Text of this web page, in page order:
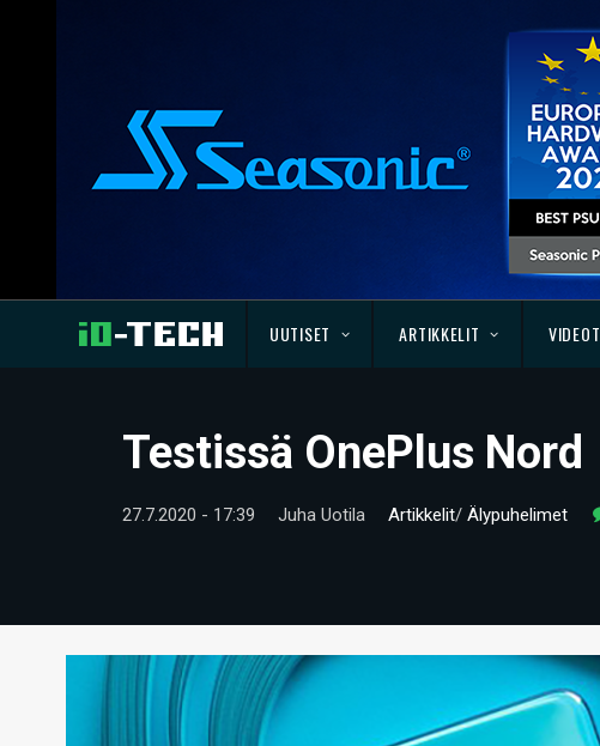
UUTISET ARTIKKELIT VIDEOT
Testissä OnePlus Nord
27.7.2020 - 17:39 Juha Uotila Artikkelit/ Älypuhelimet